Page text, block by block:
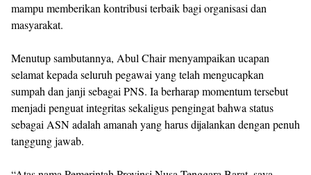
mampu memberikan kontribusi terbaik bagi organisasi dan
masyarakat.
Menutup sambutannya, Abul Chair menyampaikan ucapan
selamat kepada seluruh pegawai yang telah mengucapkan
sumpah dan janji sebagai PNS. Ia berharap momentum tersebut
menjadi penguat integritas sekaligus pengingat bahwa status
sebagai ASN adalah amanah yang harus dijalankan dengan penuh
tanggung jawab.